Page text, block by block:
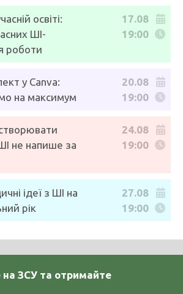
освіті:
ШІ-
роботи
17.08
19:00
у Canva:
на максимум
20.08
19:00
не напише за
24.08
19:00
ідеї з ШІ на
рік
27.08
19:00
ЗСУ та отримайте